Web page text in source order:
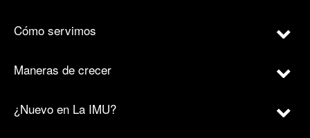
Cómo servimos
Maneras de crecer
¿Nuevo en La IMU?